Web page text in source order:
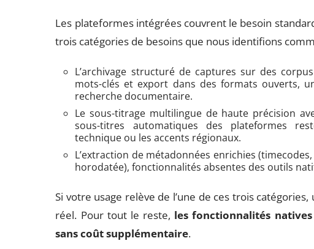
Les plateformes intégrées couvrent le besoin
trois catégories de besoins que nous identifions
L’archivage structuré de captures sur des
mots-clés et export dans des formats ouverts,
recherche documentaire.
Le sous-titrage multilingue de haute précision
sous-titres automatiques des plateformes
technique ou les accents régionaux.
L’extraction de métadonnées enrichies
horodatée), fonctionnalités absentes des outils
Si votre usage relève de l’une de ces trois
réel. Pour tout le reste, les fonctionnalités
sans coût supplémentaire.